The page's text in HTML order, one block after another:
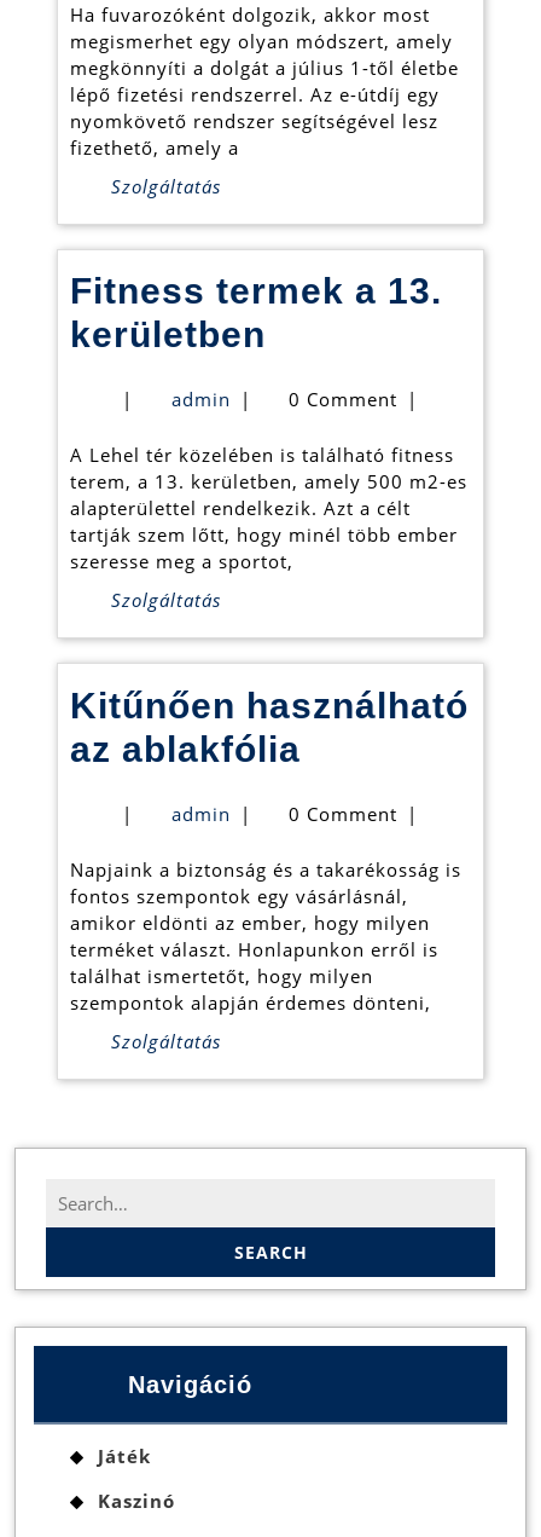
e-
útdíj
Ha fuvarozóként dolgozik, akkor most
megismerhet egy olyan módszert, amely
megkönnyíti a dolgát a július 1-től életbe
lépő fizetési rendszerrel. Az e-útdíj egy
nyomkövető rendszer segítségével lesz
fizethető, amely a
Szolgáltatás
Fitness termek a 13.
kerületben
13.
kerületben
| admin admin
| 0 Comment |
A Lehel tér közelében is található fitness
terem, a 13. kerületben, amely 500 m2-es
alapterülettel rendelkezik. Azt a célt
tartják szem lőtt, hogy minél több ember
szeresse meg a sportot,
Szolgáltatás
Kitűnően használható
az ablakfólia
az
ablakfólia
| admin admin
| 0 Comment |
Napjaink a biztonság és a takarékosság is
fontos szempontok egy vásárlásnál,
amikor eldönti az ember, hogy milyen
terméket választ. Honlapunkon erről is
találhat ismertetőt, hogy milyen
szempontok alapján érdemes dönteni,
Szolgáltatás
Search
for:
Navigáció
Játék
Kaszinó